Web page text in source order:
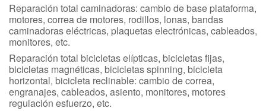
Reparación total caminadoras: cambio de base plataforma,
motores, correa de motores, rodillos, lonas, bandas
caminadoras eléctricas, plaquetas electrónicas, cableados,
monitores, etc.
Reparación total bicicletas elípticas, bicicletas fijas,
bicicletas magnéticas, bicicletas spinning, bicicleta
horizontal, bicicleta reclinable: cambio de correa,
engranajes, cableados, asiento, monitores, motores
regulación esfuerzo, etc.